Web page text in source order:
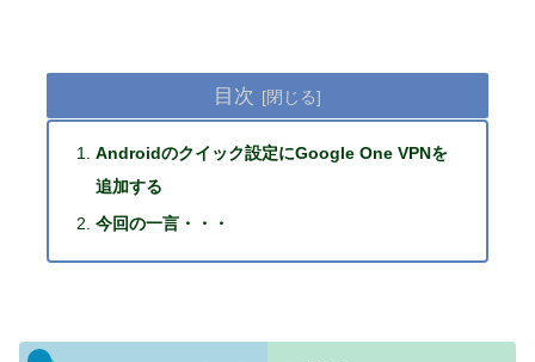
目次
Androidのクイック設定にGoogle One VPNを
追加する
今回の一言・・・